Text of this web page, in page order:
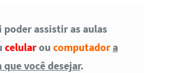
poder assistir as aulas
celularou computador a
que você desejar.